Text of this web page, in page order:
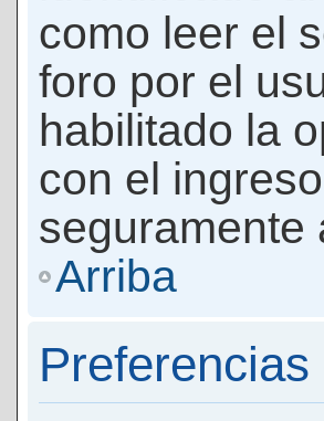
como leer el
foro por el
habilitado la
con el
seguramente
Arriba